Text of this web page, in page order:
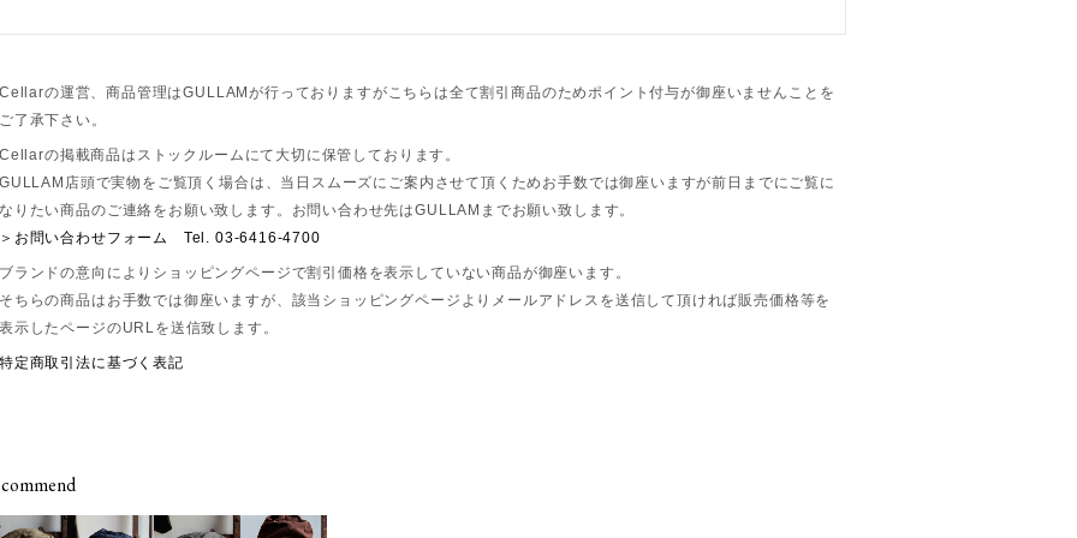
Cellarの運営、商品管理はGULLAMが行っておりますがこちらは全て割引商品のためポイント付与が御座いませんことを
ご了承下さい。
Cellarの掲載商品はストックルームにて大切に保管しております。
GULLAM店頭で実物をご覧頂く場合は、当日スムーズにご案内させて頂くためお手数では御座いますが前日までにご覧に
なりたい商品のご連絡をお願い致します。お問い合わせ先はGULLAMまでお願い致します。
＞お問い合わせフォーム
Tel. 03-6416-4700
ブランドの意向によりショッピングページで割引価格を表示していない商品が御座います。
そちらの商品はお手数では御座いますが、該当ショッピングページよりメールアドレスを送信して頂ければ販売価格等を
表示したページのURLを送信致します。
特定商取引法に基づく表記